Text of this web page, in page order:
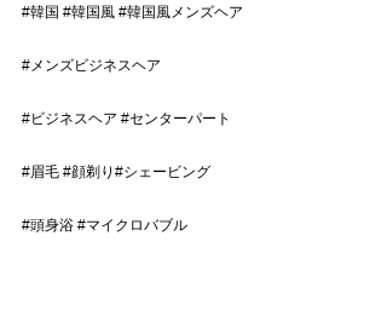
#韓国 #韓国風 #韓国風メンズヘア
#メンズビジネスヘア
#ビジネスヘア #センターパート
#眉毛 #顔剃り #シェービング
#頭身浴 #マイクロバブル